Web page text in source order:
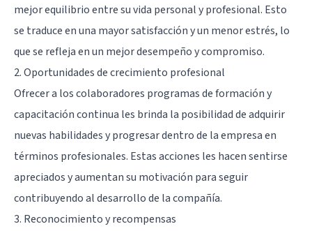
mejor equilibrio entre su vida personal y profesional. Esto
se traduce en una mayor satisfacción y un menor estrés, lo
que se refleja en un mejor desempeño y compromiso.
2. Oportunidades de crecimiento profesional
Ofrecer a los colaboradores programas de formación y
capacitación continua les brinda la posibilidad de adquirir
nuevas habilidades y progresar dentro de la empresa en
términos profesionales. Estas acciones les hacen sentirse
apreciados y aumentan su motivación para seguir
contribuyendo al desarrollo de la compañía.
3. Reconocimiento y recompensas